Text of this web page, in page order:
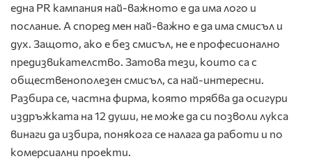
една PR кампания най-важното е да има лого и
послание. А според мен най-важно е да има смисъл и
дух. Защото, ако е без смисъл, не е професионално
предизвикателство. Затова тези, които са с
общественополезен смисъл, са най-интересни.
Разбира се, частна фирма, която трябва да осигури
издръжката на 12 души, не може да си позволи лукса
винаги да избира, понякога се налага да работи и по
комерсиални проекти.